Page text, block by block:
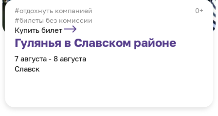
0+
отдохнуть компанией
#билеты без комиссии
Купить билет
Гулянья в Славском районе
7 августа - 8 августа
Славск